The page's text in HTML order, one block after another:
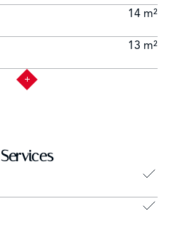
14 m²
13 m²
Services